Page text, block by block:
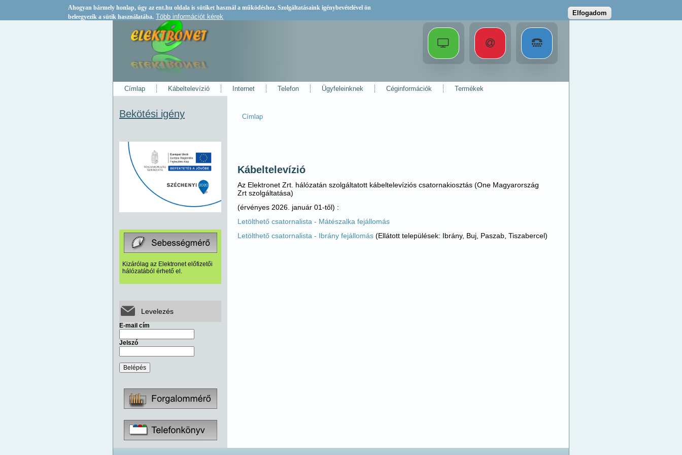
Ahogyan bármely honlap, úgy azent.hu oldala is sütiket használ a működéshez. Szolgáltatásaink igénybevételével ön
beleegyezik a sütik használatába. Több információt kérek Elfogadom
Címlap Kábeltelevízió Internet Telefon Ügyfeleinknek Céginformációk Termékek
Bekötési igény
Kizárólag az Elektronet előfizetői
hálózatából érhető el.
Levelezés
E-mail cím
Jelszó
Jelenlegi hely
Címlap
Kábeltelevízió
Az Elektronet Zrt. hálózatán szolgáltatott kábeltelevíziós csatornakiosztás (One Magyarország
Zrt szolgáltatása)
(érvényes 2026. január 01-től) :
Letölthető csatornalista - Mátészalka fejállomás
Letölthető csatornalista - Ibrány fejállomás (Ellátott települések: Ibrány, Buj, Paszab, Tiszabercel)